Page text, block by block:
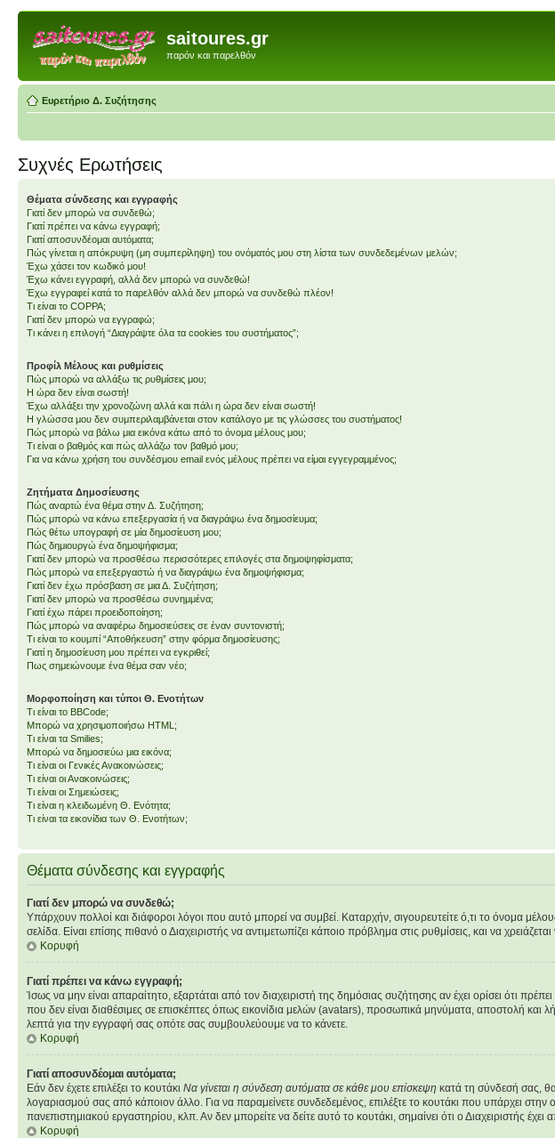
saitoures.gr
παρόν και παρελθόν
Ευρετήριο Δ. Συζήτησης
Συχνές Ερωτήσεις
Θέματα σύνδεσης και εγγραφής
Γιατί δεν μπορώ να συνδεθώ;
Γιατί πρέπει να κάνω εγγραφή;
Γιατί αποσυνδέομαι αυτόματα;
Πώς γίνεται η απόκρυψη (μη συμπερίληψη) του ονόματός μου στη λίστα των συνδεδεμένων μελών;
Έχω χάσει τον κωδικό μου!
Έχω κάνει εγγραφή, αλλά δεν μπορώ να συνδεθώ!
Έχω εγγραφεί κατά το παρελθόν αλλά δεν μπορώ να συνδεθώ πλέον!
Τι είναι το COPPA;
Γιατί δεν μπορώ να εγγραφώ;
Τι κάνει η επιλογή “Διαγράψτε όλα τα cookies του συστήματος”;
Προφίλ Μέλους και ρυθμίσεις
Πώς μπορώ να αλλάξω τις ρυθμίσεις μου;
Η ώρα δεν είναι σωστή!
Έχω αλλάξει την χρονοζώνη αλλά και πάλι η ώρα δεν είναι σωστή!
Η γλώσσα μου δεν συμπεριλαμβάνεται στον κατάλογο με τις γλώσσες του συστήματος!
Πώς μπορώ να βάλω μια εικόνα κάτω από το όνομα μέλους μου;
Τι είναι ο βαθμός και πώς αλλάζω τον βαθμό μου;
Για να κάνω χρήση του συνδέσμου email ενός μέλους πρέπει να είμαι εγγεγραμμένος;
Ζητήματα Δημοσίευσης
Πώς αναρτώ ένα θέμα στην Δ. Συζήτηση;
Πώς μπορώ να κάνω επεξεργασία ή να διαγράψω ένα δημοσίευμα;
Πώς θέτω υπογραφή σε μία δημοσίευση μου;
Πώς δημιουργώ ένα δημοψήφισμα;
Γιατί δεν μπορώ να προσθέσω περισσότερες επιλογές στα δημοψηφίσματα;
Πώς μπορώ να επεξεργαστώ ή να διαγράψω ένα δημοψήφισμα;
Γιατί δεν έχω πρόσβαση σε μια Δ. Συζήτηση;
Γιατί δεν μπορώ να προσθέσω συνημμένα;
Γιατί έχω πάρει προειδοποίηση;
Πώς μπορώ να αναφέρω δημοσιεύσεις σε έναν συντονιστή;
Τι είναι το κουμπί “Αποθήκευση” στην φόρμα δημοσίευσης;
Γιατί η δημοσίευση μου πρέπει να εγκριθεί;
Πως σημειώνουμε ένα θέμα σαν νέο;
Μορφοποίηση και τύποι Θ. Ενοτήτων
Τι είναι το BBCode;
Μπορώ να χρησιμοποιήσω HTML;
Τι είναι τα Smilies;
Μπορώ να δημοσιεύω μια εικόνα;
Τι είναι οι Γενικές Ανακοινώσεις;
Τι είναι οι Ανακοινώσεις;
Τι είναι οι Σημειώσεις;
Τι είναι η κλειδωμένη Θ. Ενότητα;
Τι είναι τα εικονίδια των Θ. Ενοτήτων;
Θέματα σύνδεσης και εγγραφής
Γιατί δεν μπορώ να συνδεθώ;
Υπάρχουν πολλοί και διάφοροι λόγοι που αυτό μπορεί να συμβεί. Καταρχήν, σιγουρευτείτε ό,τι το όνομα
σελίδα. Είναι επίσης πιθανό ο Διαχειριστής να αντιμετωπίζει κάποιο πρόβλημα στις ρυθμίσεις, και να χρειάζεται
Κορυφή
Γιατί πρέπει να κάνω εγγραφή;
Ίσως να μην είναι απαραίτητο, εξαρτάται από τον διαχειριστή της δημόσιας συζήτησης αν έχει ορίσει ότι
που δεν είναι διαθέσιμες σε επισκέπτες όπως εικονίδια μελών (avatars), προσωπικά μηνύματα, αποστολή
λεπτά για την εγγραφή σας οπότε σας συμβουλεύουμε να το κάνετε.
Κορυφή
Γιατί αποσυνδέομαι αυτόματα;
Εάν δεν έχετε επιλέξει το κουτάκι Να γίνεται η σύνδεση αυτόματα σε κάθε μου επίσκεψη κατά τη σύνδεσή σας,
λογαριασμού σας από κάποιον άλλο. Για να παραμείνετε συνδεδεμένος, επιλέξτε το κουτάκι που υπάρχει
πανεπιστημιακού εργαστηρίου, κλπ. Αν δεν μπορείτε να δείτε αυτό το κουτάκι, σημαίνει ότι ο Διαχειριστής έχει
Κορυφή